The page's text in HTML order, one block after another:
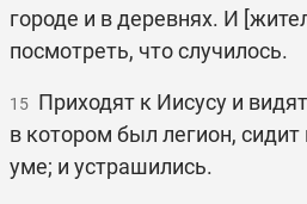
городе и в деревнях. И
посмотреть, что случилось.
15 Приходят к Иисусу и
в котором был легион, сидит
уме; и устрашились.